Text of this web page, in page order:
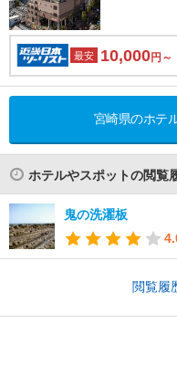
最安 10,000円～
宮崎県のホテ
ホテルやスポットの閲覧
鬼の洗濯板
閲覧履